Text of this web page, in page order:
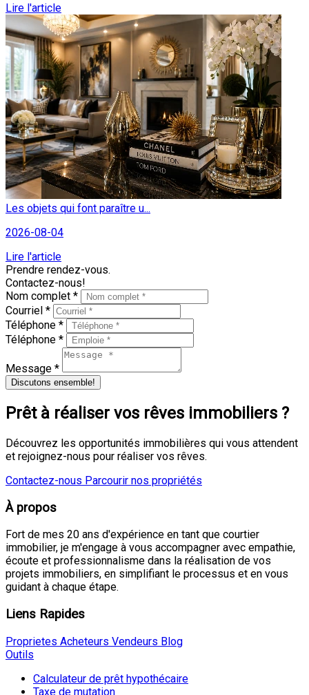
Lire l'article
Les objets qui font paraître u...
2026-08-04
Lire l'article
Prendre rendez-vous.
Contactez-nous!
Nom complet *
Courriel *
Téléphone *
Téléphone *
Message *
Discutons ensemble!
Prêt à réaliser vos rêves immobiliers ?
Découvrez les opportunités immobilières qui vous attendent
et rejoignez-nous pour réaliser vos rêves.
Contactez-nous Parcourir nos propriétés
À propos
Fort de mes 20 ans d'expérience en tant que courtier
immobilier, je m'engage à vous accompagner avec empathie,
écoute et professionnalisme dans la réalisation de vos
projets immobiliers, en simplifiant le processus et en vous
guidant à chaque étape.
Liens Rapides
Proprietes Acheteurs Vendeurs Blog
Outils
Calculateur de prêt hypothécaire
Taxe de mutation